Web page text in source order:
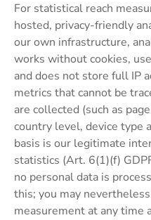
For statistical reach
hosted, privacy-friendly
our own infrastructure,
works without cookies,
and does not store full IP
metrics that cannot be
are collected (such as
country level, device type
basis is our legitimate
statistics (Art. 6(1)(f)
no personal data is
this; you may
measurement at any time